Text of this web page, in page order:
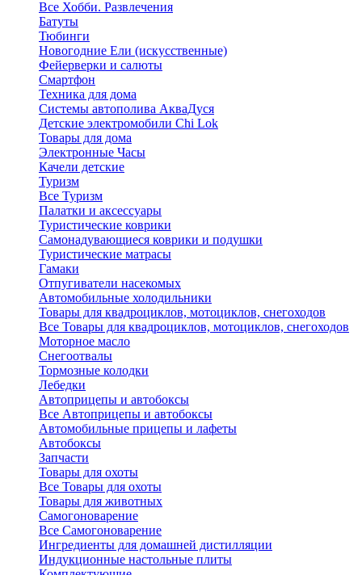
Все Хобби. Развлечения
Батуты
Тюбинги
Новогодние Ели (искусственные)
Фейерверки и салюты
Смартфон
Техника для дома
Системы автополива АкваДуся
Детские электромобили Chi Lok
Товары для дома
Электронные Часы
Качели детские
Туризм
Все Туризм
Палатки и аксессуары
Туристические коврики
Самонадувающиеся коврики и подушки
Туристические матрасы
Гамаки
Отпугиватели насекомых
Автомобильные холодильники
Товары для квадроциклов, мотоциклов, снегоходов
Все Товары для квадроциклов, мотоциклов, снегоходов
Моторное масло
Снегоотвалы
Тормозные колодки
Лебедки
Автоприцепы и автобоксы
Все Автоприцепы и автобоксы
Автомобильные прицепы и лафеты
Автобоксы
Запчасти
Товары для охоты
Все Товары для охоты
Товары для животных
Самогоноварение
Все Самогоноварение
Ингредиенты для домашней дистилляции
Индукционные настольные плиты